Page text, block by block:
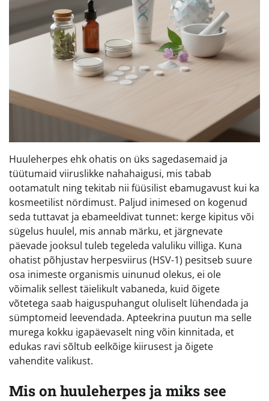
Huuleherpes ehk ohatis on üks sagedasemaid ja
tüütumaid viiruslikke nahahaigusi, mis tabab
ootamatult ning tekitab nii füüsilist ebamugavust kui ka
kosmeetilist nördimust. Paljud inimesed on kogenud
seda tuttavat ja ebameeldivat tunnet: kerge kipitus või
sügelus huulel, mis annab märku, et järgnevate
päevade jooksul tuleb tegeleda valuliku villiga. Kuna
ohatist põhjustav herpesviirus (HSV-1) pesitseb suure
osa inimeste organismis uinunud olekus, ei ole
võimalik sellest täielikult vabaneda, kuid õigete
võtetega saab haiguspuhangut oluliselt lühendada ja
sümptomeid leevendada. Apteekrina puutun ma selle
murega kokku igapäevaselt ning võin kinnitada, et
edukas ravi sõltub eelkõige kiirusest ja õigete
vahendite valikust.
Mis on huuleherpes ja miks see